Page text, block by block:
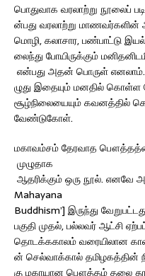
பொதுவாக வரலாற்று நூலைப்
ன்பது வரலாற்று மாணவர்களின்
மொழி, கலாசார, பண்பாட்டு
லைந்து போயிருக்கும்
என்பது அதன் பொருள்
ழுது இதையும் மனதில் கொள்ள
சூழ்நிலையையும் கவனத்தில்
வேண்டுகோள்.
மகாவம்சம் தேரவாத
முழுதாக
ஆதரிக்கும் ஒரு நூல். எனவே
Mahayana
Buddhism’] இருந்து
பகுதி முதல், பல்லவர் ஆட்சி
தொடக்ககாலம் வரையிலான
ன் செல்வாக்கால் தமிழகத்தின்
கு மகாயான பௌத்தம் தலை